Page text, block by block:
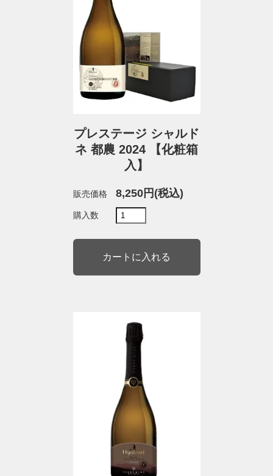
プレステージ シャルド
ネ 都農 2024 【化粧箱
入】
販売価格 8,250円(税込)
購入数